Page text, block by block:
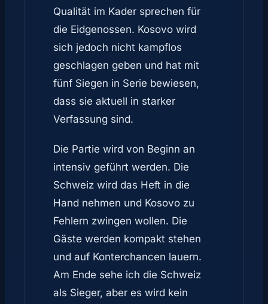
Qualität im Kader sprechen für
die Eidgenossen. Kosovo wird
sich jedoch nicht kampflos
geschlagen geben und hat mit
fünf Siegen in Serie bewiesen,
dass sie aktuell in starker
Verfassung sind.
Die Partie wird von Beginn an
intensiv geführt werden. Die
Schweiz wird das Heft in die
Hand nehmen und Kosovo zu
Fehlern zwingen wollen. Die
Gäste werden kompakt stehen
und auf Konterchancen lauern.
Am Ende sehe ich die Schweiz
als Sieger, aber es wird kein